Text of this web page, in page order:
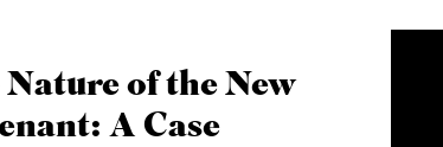
Nature of the New
A Case